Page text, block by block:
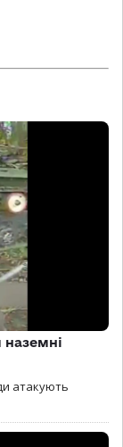
атакують